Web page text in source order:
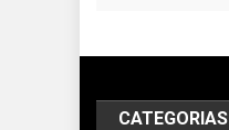
CATEGORIAS